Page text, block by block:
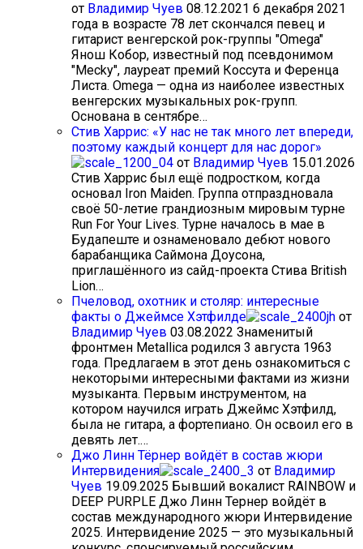
от Владимир Чуев 08.12.2021 6 декабря 2021
года в возрасте 78 лет скончался певец и
гитарист венгерской рок-группы "Omega"
Янош Кобор, известный под псевдонимом
"Mecky", лауреат премий Коссута и Ференца
Листа. Omega — одна из наиболее известных
венгерских музыкальных рок-групп.
Основана в сентябре…
Стив Харрис: «У нас не так много лет впереди,
поэтому каждый концерт для нас дорог»
от Владимир Чуев 15.01.2026
Стив Харрис был ещё подростком, когда
основал Iron Maiden. Группа отпраздновала
своё 50-летие грандиозным мировым турне
Run For Your Lives. Турне началось в мае в
Будапеште и ознаменовало дебют нового
барабанщика Саймона Доусона,
приглашённого из сайд-проекта Стива British
Lion…
Пчеловод, охотник и столяр: интересные
факты о Джеймсе Хэтфилде
от
Владимир Чуев 03.08.2022 Знаменитый
фронтмен Metallica родился 3 августа 1963
года. Предлагаем в этот день ознакомиться с
некоторыми интересными фактами из жизни
музыканта. Первым инструментом, на
котором научился играть Джеймс Хэтфилд,
была не гитара, а фортепиано. Он освоил его в
девять лет.…
Джо Линн Тёрнер войдёт в состав жюри
Интервидения
от Владимир
Чуев 19.09.2025 Бывший вокалист RAINBOW и
DEEP PURPLE Джо Линн Тернер войдёт в
состав международного жюри Интервидение
2025. Интервидение 2025 — это музыкальный